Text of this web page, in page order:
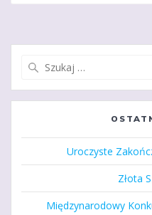
Uroczyste
Złota
Międzynarodowy